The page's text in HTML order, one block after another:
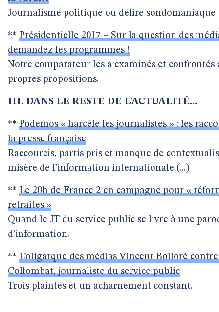
Journalisme politique ou délire sondomaniaque
** Présidentielle 2017 – Sur la question des
demandez les programmes !
Notre comparateur les a examinés et confrontés
propres propositions.
III. DANS LE RESTE DE L’ACTUALITÉ...
** Podemos « harcèle les journalistes » : les
la presse française
Raccourcis, partis pris et manque de
misère de l’information internationale (...)
** Le 20h de France 2 en campagne pour «
retraites »
Quand le JT du service public se livre à une
d’information.
** L’oligarque des médias Vincent Bolloré
Collombat, journaliste du service public
Trois plaintes et un acharnement constant.